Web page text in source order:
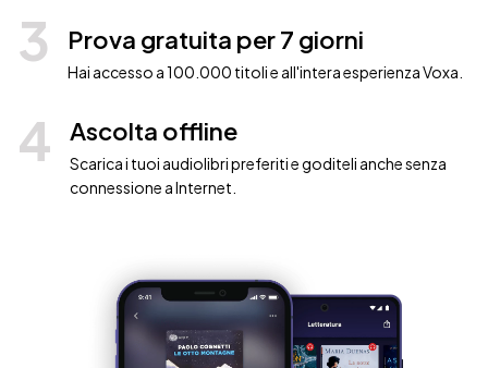
3 Prova gratuita per 7 giorni
Hai accesso a 100.000 titoli e all'intera esperienza Voxa.
4 Ascolta offline
Scarica i tuoi audiolibri preferiti e goditeli anche senza
connessione a Internet.